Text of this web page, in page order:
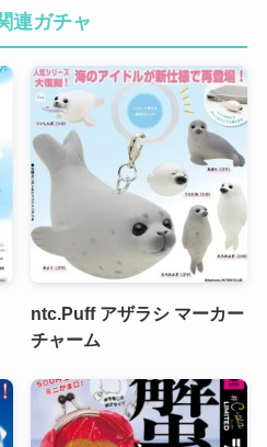
連ガチャ
ntc.Puff アザラシ マーカー
チャーム